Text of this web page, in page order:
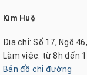
Kim Huệ
Địa chỉ: Số 17, Ngõ
Làm việc: từ 8h đến
Bản đồ chỉ đường